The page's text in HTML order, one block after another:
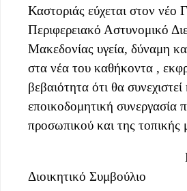
Καστοριάς εύχεται στον νέο
Περιφερειακό Αστυνομικό
Μακεδονίας υγεία, δύναμη
στα νέα του καθήκοντα ,
βεβαιότητα ότι θα συνεχιστεί
εποικοδομητική συνεργασία
προσωπικού και της τοπικής
Για
Διοικητικό Συμβούλιο